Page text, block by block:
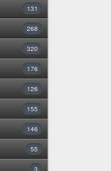
131
268
320
176
126
155
146
55
3